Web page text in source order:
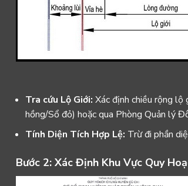
Tra cứu Lộ Giới: Xác định chiều rộng
hồng/Sổ đỏ) hoặc qua Phòng Quản lý
Tính Diện Tích Hợp Lệ: Trừ đi phần
Bước 2: Xác Định Khu Vực Quy